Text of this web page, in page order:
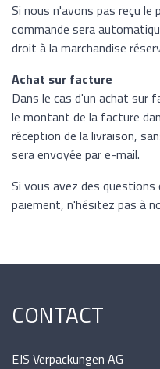
Si nous n'avons pas reçu le
commande sera
droit à la marchandise
Achat sur facture
Dans le cas d'un achat sur
le montant de la facture
réception de la livraison,
sera envoyée par e-mail.
Si vous avez des
paiement, n'hésitez pas à
CONTACT
EJS Verpackungen AG